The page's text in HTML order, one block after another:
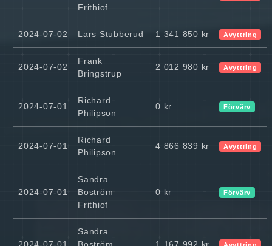
Frithiof
2024-07-02 Lars Stubberud 1 341 850 kr Avyttring
2024-07-02
Frank
Bringstrup
2 012 980 kr Avyttring
2024-07-01
Richard
Philipson
0 kr Förvärv
2024-07-01
Richard
Philipson
4 866 839 kr Avyttring
2024-07-01
Sandra
Boström
Frithiof
0 kr Förvärv
Sandra